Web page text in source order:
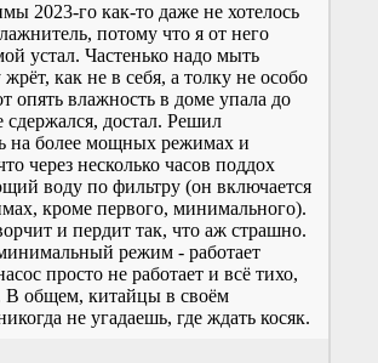
2023-го как-то даже не хотелось
потому что я от него
устал. Частенько надо мыть
как не в себя, а толку не особо
опять влажность в доме упала до
сдержался, достал. Решил
на более мощных режимах и
через несколько часов поддох
воду по фильтру (он включается
кроме первого, минимального).
и пердит так, что аж страшно.
режим - работает
просто не работает и всё тихо,
В общем, китайцы в своём
не угадаешь, где ждать косяк.